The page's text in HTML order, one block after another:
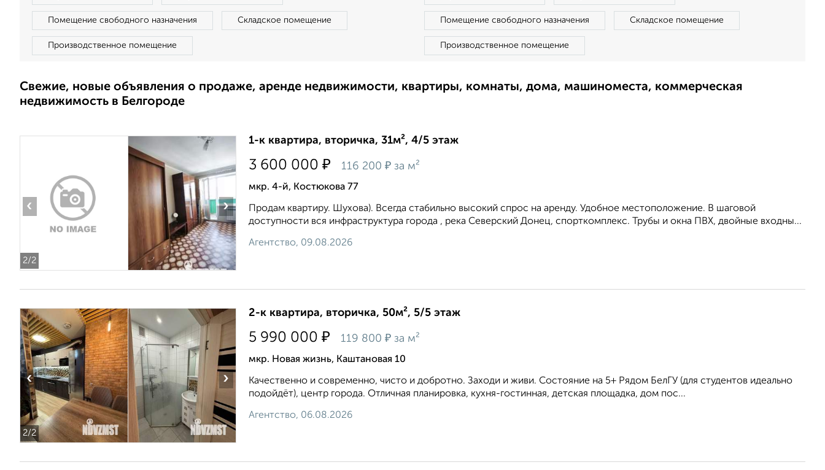
Помещение свободного назначения Складское помещение
Производственное помещение
Помещение свободного назначения Складское помещение
Производственное помещение
Свежие, новые объявления о продаже, аренде недвижимости, квартиры, комнаты, дома, машиноместа, коммерческая
недвижимость в Белгороде
2/2
‹ ›
1-к квартира, вторичка, 31м², 4/5 этаж
3 600 000 ₽ 116 200 ₽ за м²
мкр. 4-й, Костюкова 77
Продам квартиру. Шухова). Всегда стабильно высокий спрос на аренду. Удобное местоположение. В шаговой
доступности вся инфраструктура города , река Северский Донец, спорткомплекс. Трубы и окна ПВХ, двойные входны...
Агентство, 09.08.2026
2/2
‹ ›
2-к квартира, вторичка, 50м², 5/5 этаж
5 990 000 ₽ 119 800 ₽ за м²
мкр. Новая жизнь, Каштановая 10
Качественно и современно, чисто и добротно. Заходи и живи. Состояние на 5+ Рядом БелГУ (для студентов идеально
подойдёт), центр города. Отличная планировка, кухня-гостинная, детская площадка, дом пос...
Агентство, 06.08.2026